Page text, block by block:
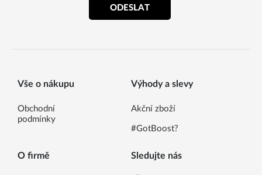
ODESLAT
Vše o nákupu
Obchodní
podmínky
Výhody a slevy
Akční zboží
#GotBoost?
O firmě Sledujte nás